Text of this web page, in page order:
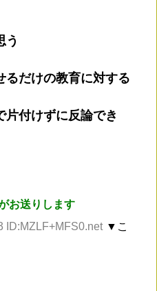
う
るだけの教育に対する
片付けずに反論でき
お送りします
ID:MZLF+MFS0.net ▼こ